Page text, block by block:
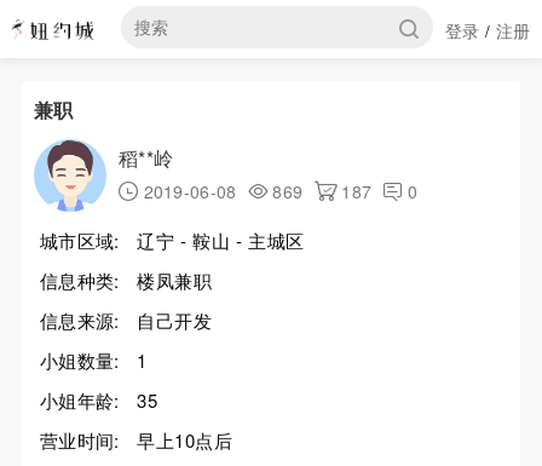
登录 / 注册
兼职
稻**岭
2019-06-08 869 187 0
城市区域:
辽宁 - 鞍山 - 主城区
信息种类:
楼凤兼职
信息来源:
自己开发
小姐数量:
1
小姐年龄:
35
营业时间:
早上10点后